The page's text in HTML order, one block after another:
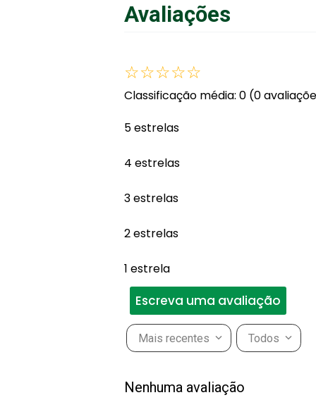
Avaliações
☆☆☆☆☆
Classificação média: 0 (0
5 estrelas
4 estrelas
3 estrelas
2 estrelas
1 estrela
Escreva uma avaliação
Mais recentes Todos
Nenhuma avaliação